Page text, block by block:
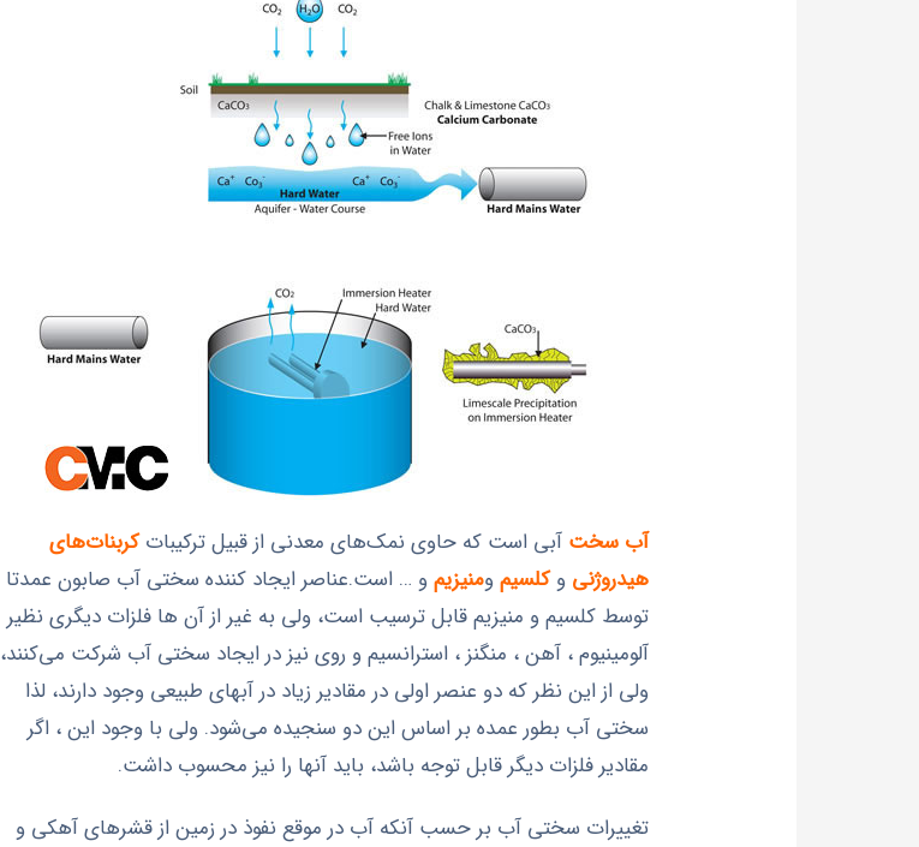
آب سخت آبی است که حاوی نمك‌هاي معدني از قبيل ترکیباتکربنات‌های
هیدروژنی وکلسیم ومنیزیم و … است.عناصر ایجاد کننده سختی آب صابون عمدتا
توسط کلسیم و منیزیم قابل ترسیب است، ولی به غیر از آن ها فلزات دیگری نظیر
آلومینیوم ، آهن ، منگنز ، استرانسیم و روی نیز در ایجاد سختی آب شرکت می‌کنند،
ولی از این نظر که دو عنصر اولی در مقادیر زیاد در آبهای طبیعی وجود دارند، لذا
سختی آب بطور عمده بر اساس این دو سنجیده می‌شود. ولی با وجود این ، اگر
مقادیر فلزات دیگر قابل توجه باشد، باید آنها را نیز محسوب داشت.
تغییرات سختی آب بر حسب آنکه آب در موقع نفوذ در زمین از قشرهای آهکی و